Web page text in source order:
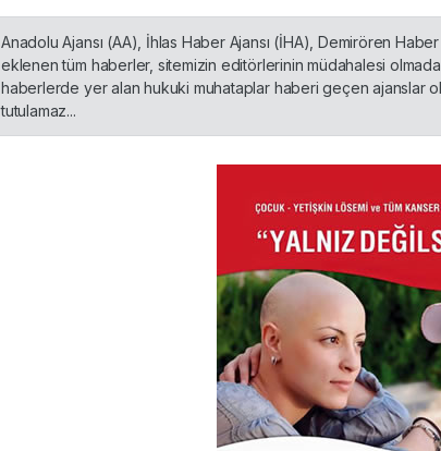
Anadolu Ajansı (AA), İhlas Haber Ajansı (İHA), Demirören
eklenen tüm haberler, sitemizin editörlerinin müdahalesi
haberlerde yer alan hukuki muhataplar haberi geçen ajanslar
tutulamaz...